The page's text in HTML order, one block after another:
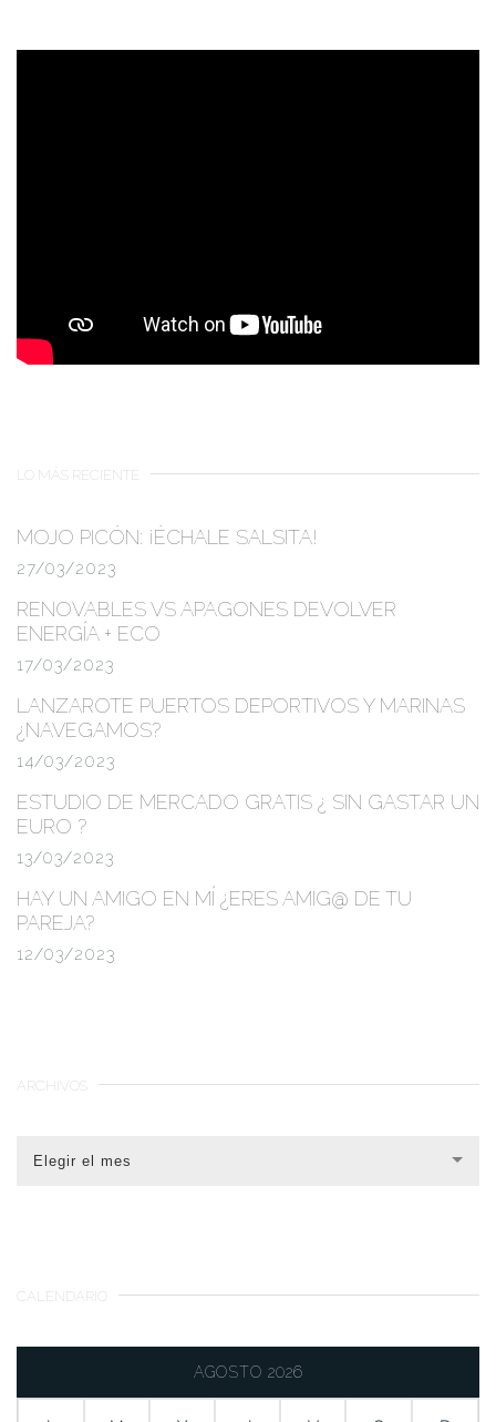
LO MÁS RECIENTE
MOJO PICÓN: ¡ÉCHALE SALSITA!
27/03/2023
RENOVABLES VS APAGONES DEVOLVER
ENERGÍA + ECO
17/03/2023
LANZAROTE PUERTOS DEPORTIVOS Y MARINAS
¿NAVEGAMOS?
14/03/2023
ESTUDIO DE MERCADO GRATIS ¿ SIN GASTAR UN
EURO ?
13/03/2023
HAY UN AMIGO EN MÍ ¿ERES AMIG@ DE TU
PAREJA?
12/03/2023
ARCHIVOS
Elegir el mes
CALENDARIO
AGOSTO 2026